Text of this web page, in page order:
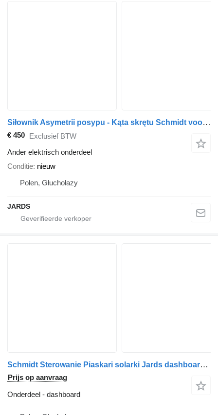
Siłownik Asymetrii posypu - Kąta skrętu Schmidt voor Schmidt STRATOS NIDO gemeentelijke machines
€ 450 Exclusief BTW
Ander elektrisch onderdeel
Conditie nieuw
Polen, Głuchołazy
JARDS
Schmidt Sterowanie Piaskari solarki Jards dashboard voor strooiwagen
Prijs op aanvraag
Onderdeel - dashboard